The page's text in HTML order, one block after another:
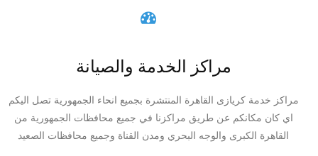
مراكز الخدمة والصيانة
مراكز خدمة كريازى القاهرة المنتشرة بجميع انحاء الجمهورية تصل اليكم
اي كان مكانكم عن طريق مراكزنا في جميع محافظات الجمهورية من
القاهرة الكبرى والوجه البحري ومدن القناة وجميع محافظات الصعيد